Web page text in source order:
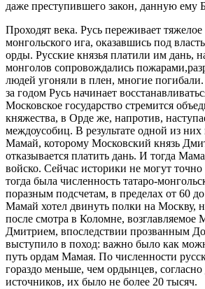
даже преступившего закон, данную ему
Проходят века. Русь переживает тяжелое
монгольского ига, оказавшись под
орды. Русские князья платили им дань,
монголов сопровождались
людей угоняли в плен, многие
за годом Русь начинает
Московское государство стремится
княжества, в Орде же, напротив,
междоусобиц. В результате одной из
Мамай, которому Московский князь
отказывается платить дань. И тогда
войско. Сейчас историки не могут точно
тогда была численность татаро-
поразным подсчетам, в пределах от 60
Мамай хотел двинуть полки на Москву,
после смотра в Коломне, возглавляемое
Дмитрием, впоследствии прозванным
выступило в поход: важно было как
путь ордам Мамая. По численности
гораздо меньше, чем ордынцев,
источников, их было не более 20 тысяч.